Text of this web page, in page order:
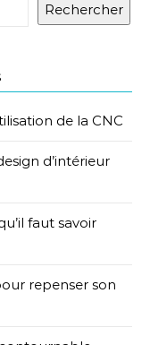
Rechercher
de la CNC
d’intérieur
faut savoir
repenser son